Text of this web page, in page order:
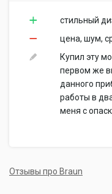
стильный
цена, шум,
Купил эту
первом же
данного
работы в
меня с
Отзывы про Braun